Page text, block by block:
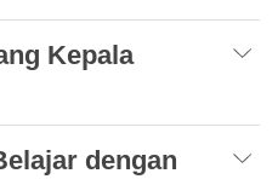
Kepala
dengan